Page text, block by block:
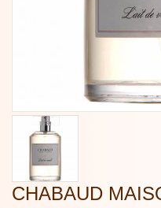
CHABAUD